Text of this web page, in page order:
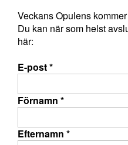
Veckans Opulens
Du kan när som helst
här:
E-post*
Förnamn *
Efternamn *